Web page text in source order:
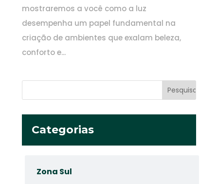
mostraremos a você como a luz
desempenha um papel fundamental na
criação de ambientes que exalam beleza,
conforto e...
Categorias
Zona Sul